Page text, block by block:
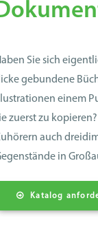
Sie sich
gebundene
Illustrationen einem
zuerst zu
auch
in
kein
tragbaren und
Computer
Katalog